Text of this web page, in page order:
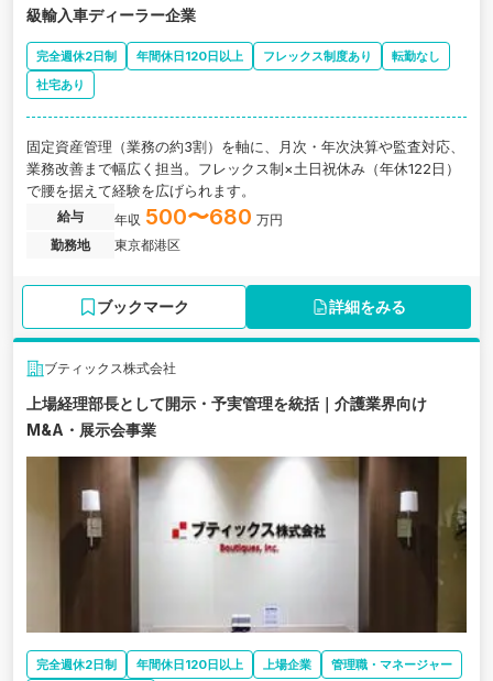
級輸入車ディーラー企業
完全週休2日制 年間休日120日以上 フレックス制度あり
転勤なし
社宅あり
固定資産管理（業務の約3割）を軸に、月次・年次決算や監査対応、
業務改善まで幅広く担当。フレックス制×土日祝休み（年休122日）
で腰を据えて経験を広げられます。
給与 年収 500〜680 万円
勤務地
東京都港区
ブックマーク 詳細をみる
ブティックス株式会社
上場経理部長として開示・予実管理を統括｜介護業界向け
M&A・展示会事業
完全週休2日制 年間休日120日以上 上場企業
管理職・マネージャー